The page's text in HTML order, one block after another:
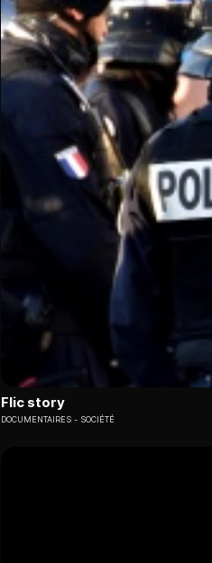
Flic story
DOCUMENTAIRES SOCIÉTÉ